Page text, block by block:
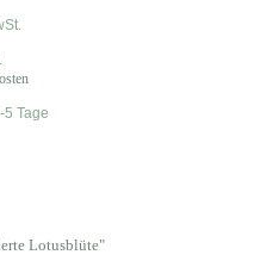
5 Tage